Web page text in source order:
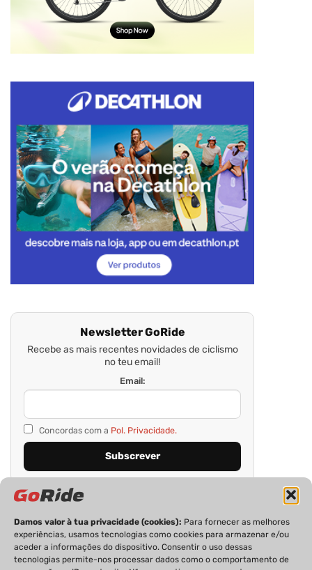
Damos valor à tua privacidade (cookies): Para fornecer as melhores
experiências, usamos tecnologias como cookies para armazenar e/ou
aceder a informações do dispositivo. Consentir o uso dessas
tecnologias permite-nos processar dados como o comportamento de
Newsletter GoRide
Recebe as mais recentes novidades de ciclismo
no teu email!
Email:
Concordas com a Pol. Privacidade.